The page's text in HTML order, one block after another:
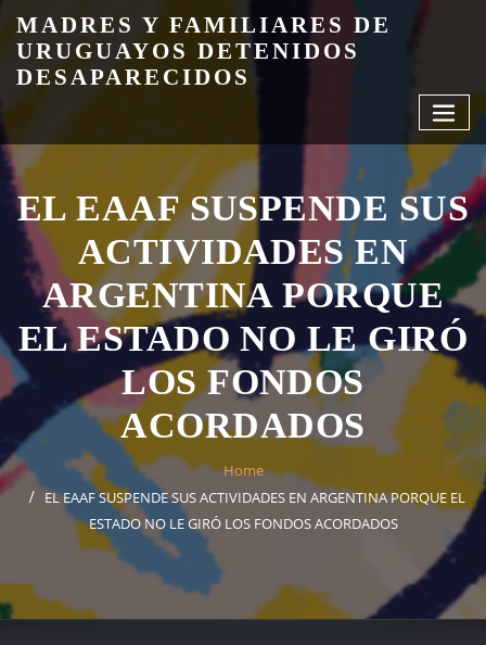
content
MADRES Y FAMILIARES DE
URUGUAYOS DETENIDOS
DESAPARECIDOS
EL EAAF SUSPENDE SUS
ACTIVIDADES EN
ARGENTINA PORQUE
EL ESTADO NO LE GIRÓ
LOS FONDOS
ACORDADOS
Home
EL EAAF SUSPENDE SUS ACTIVIDADES EN ARGENTINA PORQUE EL
ESTADO NO LE GIRÓ LOS FONDOS ACORDADOS